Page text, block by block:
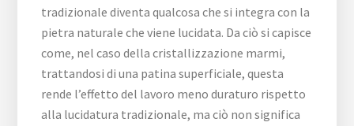
tradizionale diventa qualcosa che si integra con la
pietra naturale che viene lucidata. Da ciò si capisce
come, nel caso della cristallizzazione marmi,
trattandosi di una patina superficiale, questa
rende l’effetto del lavoro meno duraturo rispetto
alla lucidatura tradizionale, ma ciò non significa